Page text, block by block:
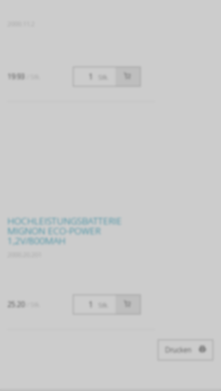
Stk.
19.93
HOCHLEISTUNGSBATTERIE
MIGNON ECO-POWER
1,2V/800MAH
Stk.
25.20
Drucken